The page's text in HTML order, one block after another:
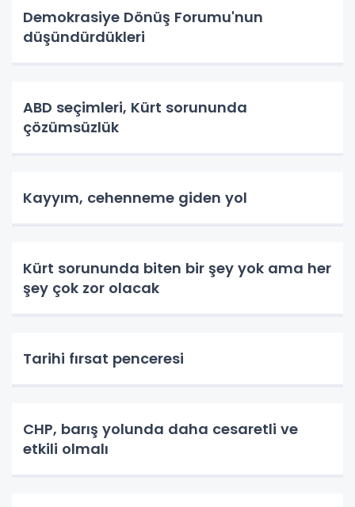
Demokrasiye Dönüş Forumu'nun
düşündürdükleri
ABD seçimleri, Kürt sorununda
çözümsüzlük
Kayyım, cehenneme giden yol
Kürt sorununda biten bir şey yok ama her
şey çok zor olacak
Tarihi fırsat penceresi
CHP, barış yolunda daha cesaretli ve
etkili olmalı